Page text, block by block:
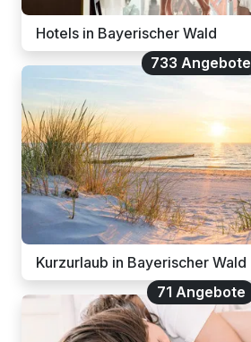
Hotels in Bayerischer Wald
733 Angebote
Kurzurlaub in Bayerischer Wald
71 Angebote